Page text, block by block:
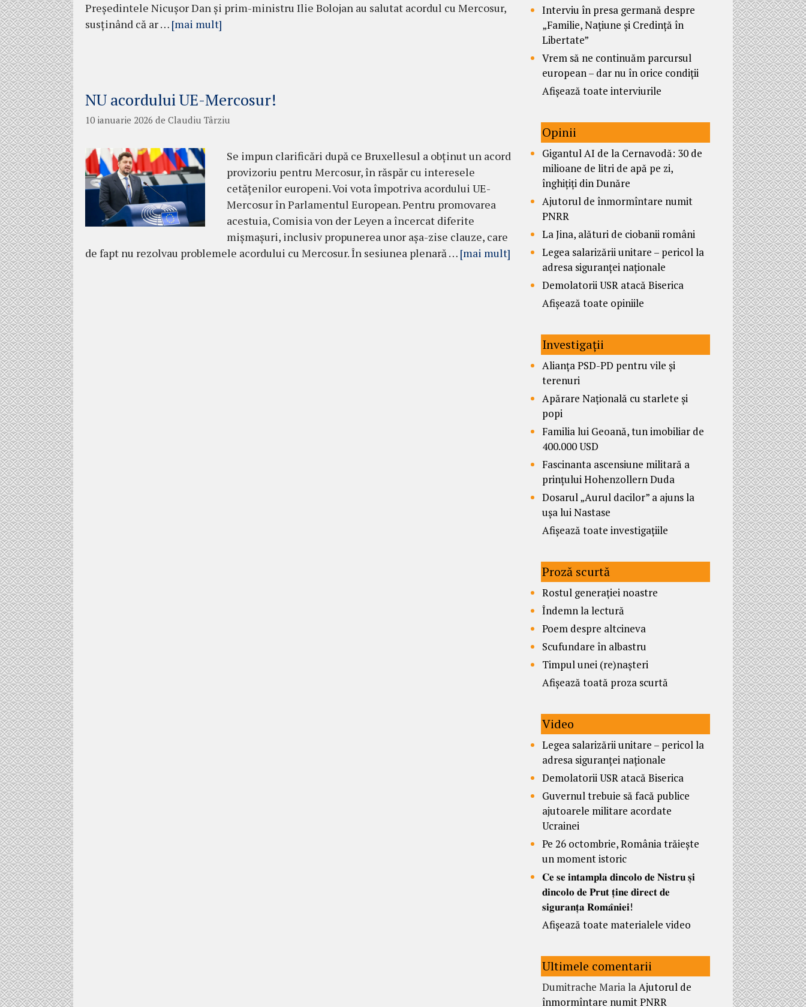
Președintele Nicușor Dan și prim-ministru Ilie Bolojan au salutat acordul cu Mercosur,
susținând că ar … [mai mult]
NU acordului UE-Mercosur!
10 ianuarie 2026 de Claudiu Târziu
Se impun clarificări după ce Bruxellesul a obținut un acord
provizoriu pentru Mercosur, în răspăr cu interesele
cetățenilor europeni. Voi vota împotriva acordului UE-
Mercosur în Parlamentul European. Pentru promovarea
acestuia, Comisia von der Leyen a încercat diferite
mișmașuri, inclusiv propunerea unor așa-zise clauze, care
de fapt nu rezolvau problemele acordului cu Mercosur. În sesiunea plenară … [mai mult]
Interviu în presa germană despre
„Familie, Națiune și Credință în
Libertate”
Vrem să ne continuăm parcursul
european – dar nu în orice condiții
Afișează toate interviurile
Opinii
Gigantul AI de la Cernavodă: 30 de
milioane de litri de apă pe zi,
înghițiți din Dunăre
Ajutorul de înmormîntare numit
PNRR
La Jina, alături de ciobanii români
Legea salarizării unitare – pericol la
adresa siguranței naționale
Demolatorii USR atacă Biserica
Afișează toate opiniile
Investigații
Alianța PSD-PD pentru vile și
terenuri
Apărare Națională cu starlete și
popi
Familia lui Geoană, tun imobiliar de
400.000 USD
Fascinanta ascensiune militară a
prințului Hohenzollern Duda
Dosarul „Aurul dacilor” a ajuns la
ușa lui Nastase
Afișează toate investigațiile
Proză scurtă
Rostul generației noastre
Îndemn la lectură
Poem despre altcineva
Scufundare în albastru
Timpul unei (re)nașteri
Afișează toată proza scurtă
Video
Legea salarizării unitare – pericol la
adresa siguranței naționale
Demolatorii USR atacă Biserica
Guvernul trebuie să facă publice
ajutoarele militare acordate
Ucrainei
Pe 26 octombrie, România trăiește
un moment istoric
𝐂𝐞 𝐬𝐞 𝐢𝐧𝐭𝐚𝐦𝐩𝐥𝐚 𝐝𝐢𝐧𝐜𝐨𝐥𝐨 𝐝𝐞 𝐍𝐢𝐬𝐭𝐫𝐮 𝐬̦𝐢
𝐝𝐢𝐧𝐜𝐨𝐥𝐨 𝐝𝐞 𝐏𝐫𝐮𝐭 𝐭̦𝐢𝐧𝐞 𝐝𝐢𝐫𝐞𝐜𝐭 𝐝𝐞
𝐬𝐢𝐠𝐮𝐫𝐚𝐧𝐭̦𝐚 𝐑𝐨𝐦𝐚̂𝐧𝐢𝐞𝐢!
Afișează toate materialele video
Ultimele comentarii
Dumitrache MarialaAjutorul de
înmormîntare numit PNRR